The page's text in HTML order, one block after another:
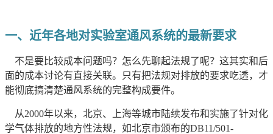
一、 近年各地对实验室通风系统的最新要求
不是要比较成本问题吗？怎么先聊起法规了呢？这其实和后
面的成本讨论有直接关联。只有把法规对排放的要求吃透，才
能彻底搞清楚通风系统的完整构成要件。
从2000年以来，北京、上海等城市陆续发布和实施了针对化
学气体排放的地方性法规，如北京市颁布的DB11/501-